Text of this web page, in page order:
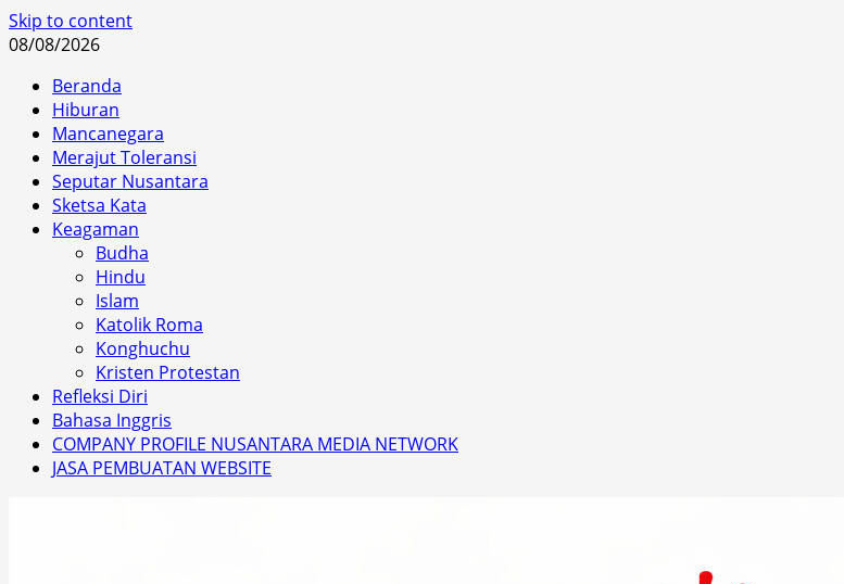
Skip to content
08/08/2026
Beranda
Hiburan
Mancanegara
Merajut Toleransi
Seputar Nusantara
Sketsa Kata
Keagaman
Budha
Hindu
Islam
Katolik Roma
Konghuchu
Kristen Protestan
Refleksi Diri
Bahasa Inggris
COMPANY PROFILE NUSANTARA MEDIA NETWORK
JASA PEMBUATAN WEBSITE